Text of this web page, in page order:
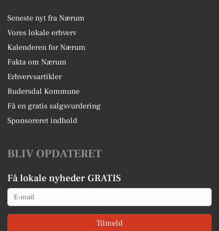
Seneste nyt fra Nærum
Vores lokale erhverv
Kalenderen for Nærum
Fakta om Nærum
Erhvervsartikler
Rudersdal Kommune
Få en gratis salgsvurdering
Sponsoreret indhold
BLIV OPDATERET
Få lokale nyheder GRATIS
Email
Tilmeld